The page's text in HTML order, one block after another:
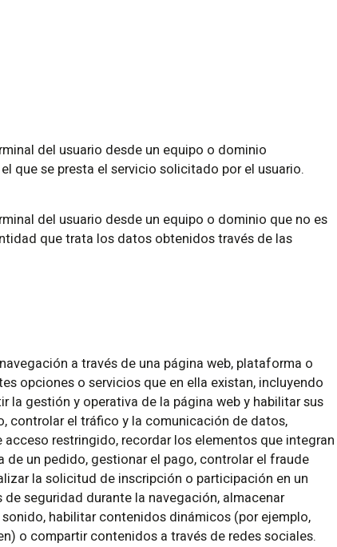
del usuario desde un equipo o dominio
que se presta el servicio solicitado por el usuario.
del usuario desde un equipo o dominio que no es
que trata los datos obtenidos través de las
a través de una página web, plataforma o
opciones o servicios que en ella existan, incluyendo
la gestión y operativa de la página web y habilitar sus
controlar el tráfico y la comunicación de datos,
restringido, recordar los elementos que integran
de un pedido, gestionar el pago, controlar el fraude
la solicitud de inscripción o participación en un
seguridad durante la navegación, almacenar
habilitar contenidos dinámicos (por ejemplo,
o compartir contenidos a través de redes sociales.